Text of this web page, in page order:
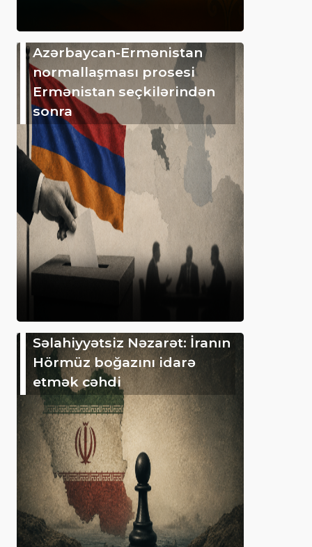
Azərbaycan-Ermənistan
normallaşması prosesi
Ermənistan seçkilərindən
sonra
Səlahiyyətsiz Nəzarət: İranın
Hörmüz boğazını idarə
etmək cəhdi